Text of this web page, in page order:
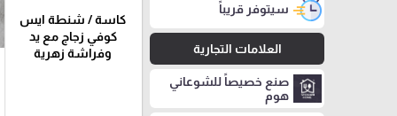
سيتوفر قريباً
العلامات التجارية
صنع خصيصاً للشوعاني
هوم
كاسة / شنطة ايس
كوفي زجاج مع يد
وفراشة زهرية